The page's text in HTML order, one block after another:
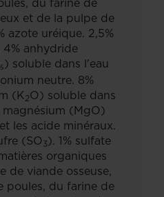
et de la pulpe de
azote uréique. 2,5%
4% anhydride
5) soluble dans l'eau
neutre. 8%
(K2O) soluble dans
magnésium (MgO)
les acide minéraux.
(SO3). 1% sulfate
organiques
de viande osseuse,
poules, du farine de